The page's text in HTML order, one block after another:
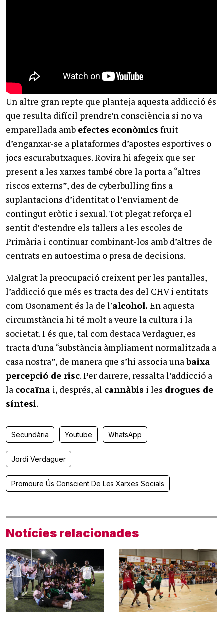
Un altre gran repte que planteja aquesta addicció és
que resulta difícil prendre’n consciència si no va
emparellada amb efectes econòmics fruit
d’enganxar-se a plataformes d’apostes esportives o
jocs escurabutxaques. Rovira hi afegeix que ser
present a les xarxes també obre la porta a “altres
riscos externs”, des de cyberbulling fins a
suplantacions d’identitat o l’enviament de
contingut eròtic i sexual. Tot plegat reforça el
sentit d’estendre els tallers a les escoles de
Primària i continuar combinant-los amb d’altres de
centrats en autoestima o presa de decisions.
Malgrat la preocupació creixent per les pantalles,
l’addicció que més es tracta des del CHV i entitats
com Osonament és la de l’alcohol. En aquesta
circumstància hi té molt a veure la cultura i la
societat. I és que, tal com destaca Verdaguer, es
tracta d’una “substància àmpliament normalitzada a
casa nostra”, de manera que s’hi associa unabaixa
percepció de risc. Per darrere, ressalta l’addicció a
la cocaïna i, després, al cannàbis i les drogues de
síntesi.
Secundària Youtube WhatsApp
Jordi Verdaguer
Promoure Ús Conscient De Les Xarxes Socials
Notícies relacionades